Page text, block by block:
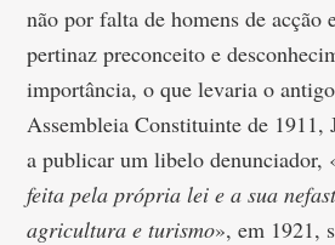
não por falta de homens de acção
pertinaz preconceito e
importância, o que levaria o
Assembleia Constituinte de 1911,
a publicar um libelo denunciador,
feita pela própria lei e a sua
agricultura e turismo», em 1921,